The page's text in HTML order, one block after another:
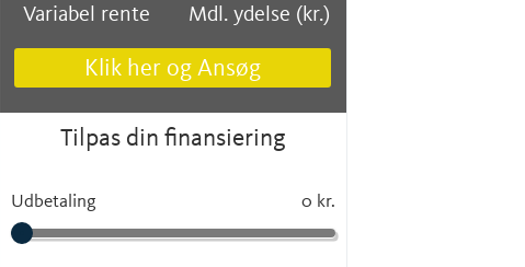
Variabel rente Mdl. ydelse (kr.)
Klik her og Ansøg
Tilpas din finansiering
Udbetaling 0 kr.